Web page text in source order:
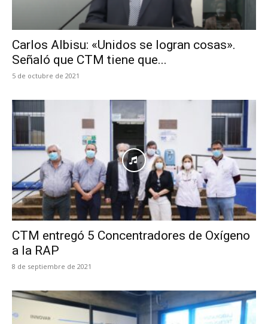
Carlos Albisu: «Unidos se logran cosas».
Señaló que CTM tiene que...
5 de octubre de 2021
CTM entregó 5 Concentradores de Oxígeno
a la RAP
8 de septiembre de 2021